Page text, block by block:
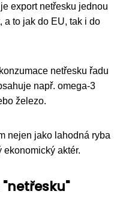
export netřesku jednou
a to jak do EU, tak i do
netřesku řadu
např. omega-3
železo.
nejen jako lahodná ryba
ekonomický aktér.